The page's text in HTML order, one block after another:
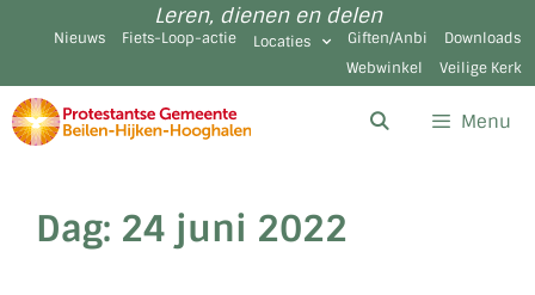
Leren, dienen en delen
Nieuws Fiets-Loop-actie Locaties Giften/Anbi
Downloads
Webwinkel
Veilige Kerk
Menu
Dag: 24 juni 2022